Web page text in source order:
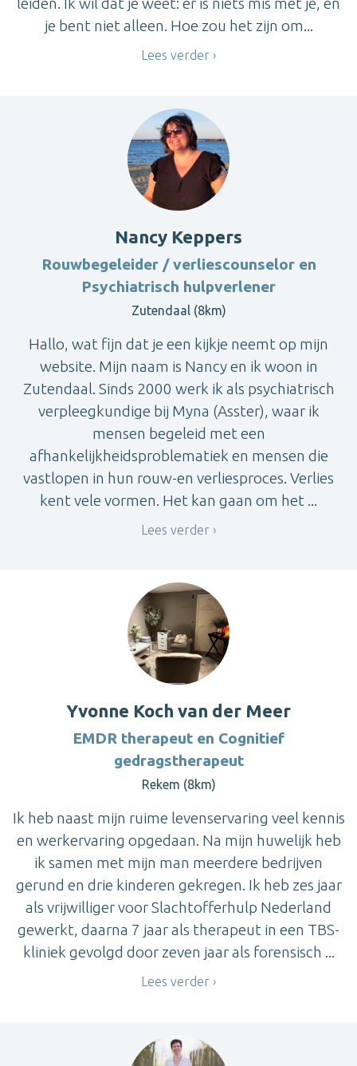
je bent niet alleen. Hoe zou het zijn om...
Lees verder
Nancy Keppers
Rouwbegeleider / verliescounselor en
Psychiatrisch hulpverlener
Zutendaal (8km)
Hallo, wat fijn dat je een kijkje neemt op mijn
website. Mijn naam is Nancy en ik woon in
Zutendaal. Sinds 2000 werk ik als psychiatrisch
verpleegkundige bij Myna (Asster), waar ik
mensen begeleid met een
afhankelijkheidsproblematiek en mensen die
vastlopen in hun rouw-en verliesproces. Verlies
kent vele vormen. Het kan gaan om het ...
Lees verder
Yvonne Koch van der Meer
EMDR therapeut en Cognitief
gedragstherapeut
Rekem (8km)
Ik heb naast mijn ruime levenservaring veel kennis
en werkervaring opgedaan. Na mijn huwelijk heb
ik samen met mijn man meerdere bedrijven
gerund en drie kinderen gekregen. Ik heb zes jaar
als vrijwilliger voor Slachtofferhulp Nederland
gewerkt, daarna 7 jaar als therapeut in een TBS-
kliniek gevolgd door zeven jaar als forensisch ...
Lees verder